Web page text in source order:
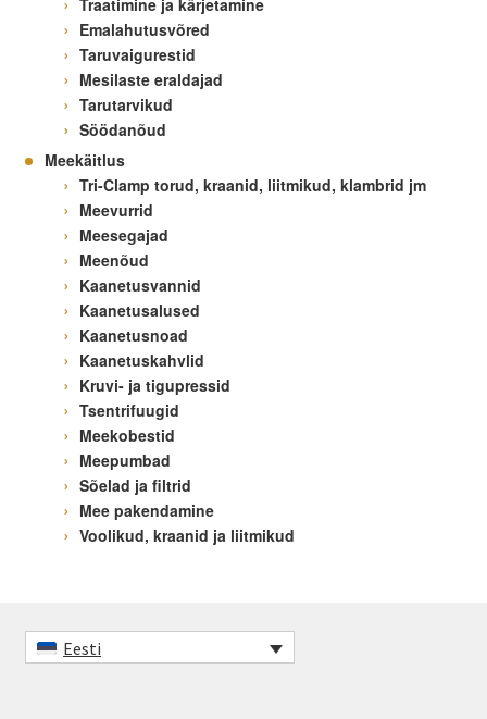
Emalahutusvõred
Taruvaigurestid
Mesilaste eraldajad
Tarutarvikud
Söödanõud
Meekäitlus
Tri-Clamp torud, kraanid, liitmikud, klambrid jm
Meevurrid
Meesegajad
Meenõud
Kaanetusvannid
Kaanetusalused
Kaanetusnoad
Kaanetuskahvlid
Kruvi- ja tigupressid
Tsentrifuugid
Meekobestid
Meepumbad
Sõelad ja filtrid
Mee pakendamine
Voolikud, kraanid ja liitmikud
Eesti